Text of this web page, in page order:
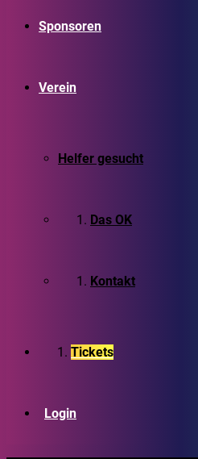
Sponsoren
Verein
Helfer gesucht
Das OK
Kontakt
Tickets
Login